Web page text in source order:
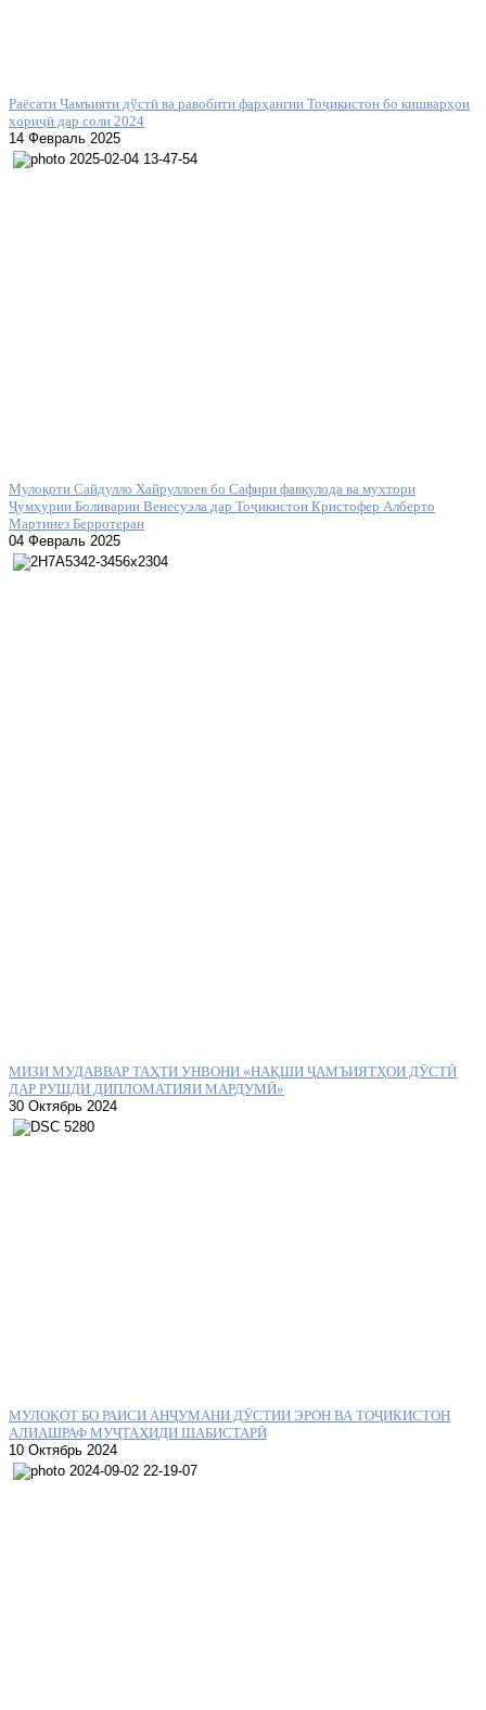
Раёсати Ҷамъияти дўстӣ ва равобити фарҳангии Тоҷикистон бо кишварҳои
хориҷӣ дар соли 2024
14 Февраль 2025
Мулоқоти Сайдулло Хайруллоев бо Сафири фавқулода ва мухтори
Ҷумҳурии Боливарии Венесуэла дар Тоҷикистон Кристофер Алберто
Мартинез Берротеран
04 Февраль 2025
МИЗИ МУДАВВАР ТАҲТИ УНВОНИ «НАҚШИ ҶАМЪИЯТҲОИ ДӮСТӢ
ДАР РУШДИ ДИПЛОМАТИЯИ МАРДУМӢ»
30 Октябрь 2024
МУЛОҚОТ БО РАИСИ АНҶУМАНИ ДӮСТИИ ЭРОН ВА ТОҶИКИСТОН
АЛИАШРАФ МУҶТАҲИДИ ШАБИСТАРӢ
10 Октябрь 2024